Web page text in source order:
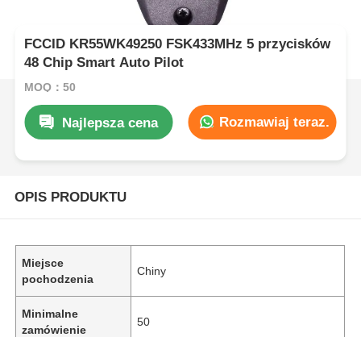
FCCID KR55WK49250 FSK433MHz 5 przycisków
48 Chip Smart Auto Pilot
MOQ：50
Najlepsza cena Rozmawiaj teraz.
OPIS PRODUKTU
Miejsce
pochodzenia
Chiny
Minimalne
zamówienie
50